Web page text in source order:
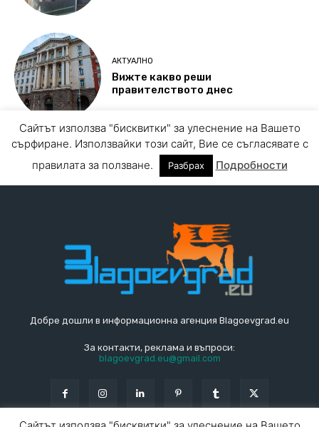
Добре дошли в информационна агенция Blagoevgrad.eu
За контакти, реклама и въпроси:
blagoevgrad.eu@gmail.com